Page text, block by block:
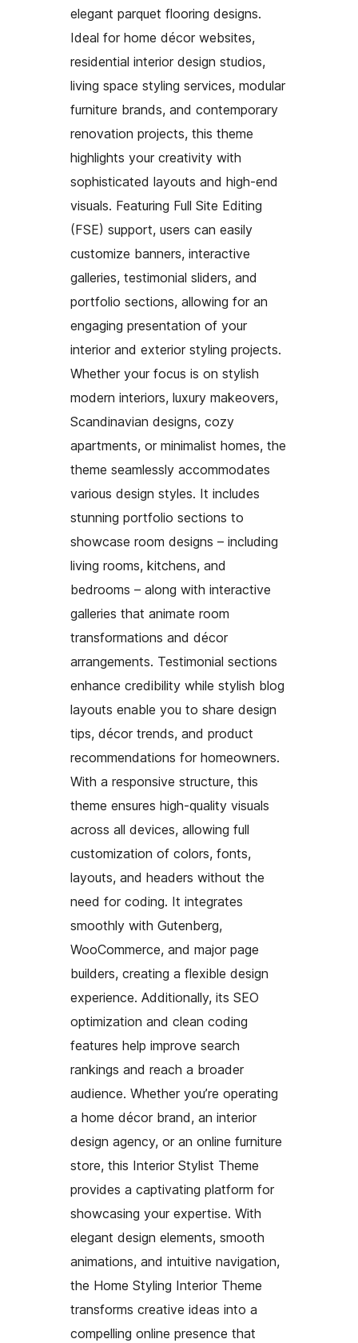
elegant parquet flooring designs.
Ideal for home décor websites,
residential interior design studios,
living space styling services, modular
furniture brands, and contemporary
renovation projects, this theme
highlights your creativity with
sophisticated layouts and high-end
visuals. Featuring Full Site Editing
(FSE) support, users can easily
customize banners, interactive
galleries, testimonial sliders, and
portfolio sections, allowing for an
engaging presentation of your
interior and exterior styling projects.
Whether your focus is on stylish
modern interiors, luxury makeovers,
Scandinavian designs, cozy
apartments, or minimalist homes, the
theme seamlessly accommodates
various design styles. It includes
stunning portfolio sections to
showcase room designs – including
living rooms, kitchens, and
bedrooms – along with interactive
galleries that animate room
transformations and décor
arrangements. Testimonial sections
enhance credibility while stylish blog
layouts enable you to share design
tips, décor trends, and product
recommendations for homeowners.
With a responsive structure, this
theme ensures high-quality visuals
across all devices, allowing full
customization of colors, fonts,
layouts, and headers without the
need for coding. It integrates
smoothly with Gutenberg,
WooCommerce, and major page
builders, creating a flexible design
experience. Additionally, its SEO
optimization and clean coding
features help improve search
rankings and reach a broader
audience. Whether you’re operating
a home décor brand, an interior
design agency, or an online furniture
store, this Interior Stylist Theme
provides a captivating platform for
showcasing your expertise. With
elegant design elements, smooth
animations, and intuitive navigation,
the Home Styling Interior Theme
transforms creative ideas into a
compelling online presence that